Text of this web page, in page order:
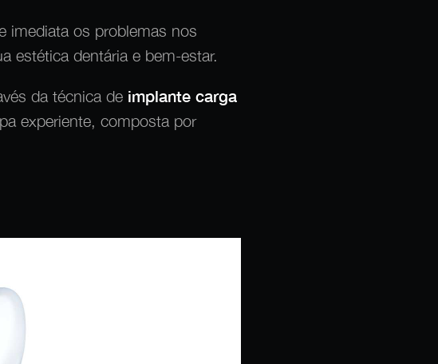
imediata os problemas nos
estética dentária e bem-estar.
da técnica de implante carga
experiente, composta por